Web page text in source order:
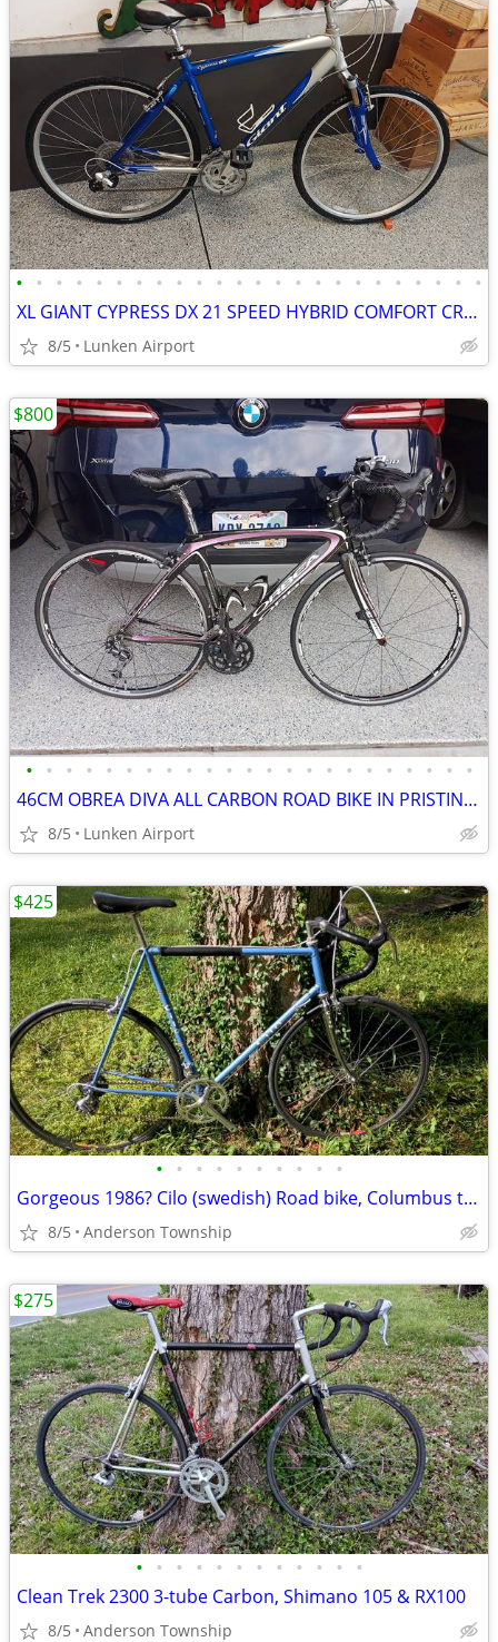
• • • • • • • • • • • • • • • • • • • • • • • •
XL GIANT CYPRESS DX 21 SPEED HYBRID COMFORT CRUISER IN PRISTINE COND
8/5 Lunken Airport
• • • • • • • • • • • • • • • • • • • • • • •
46CM OBREA DIVA ALL CARBON ROAD BIKE IN PRISTINE COND
8/5 Lunken Airport
$800
• • • • • • • • • •
Gorgeous 1986? Cilo (swedish) Road bike, Columbus tubing, 600EX
8/5 Anderson Township
$425
• • • • • • • • • • • •
Clean Trek 2300 3-tube Carbon, Shimano 105 & RX100
8/5 Anderson Township
$275